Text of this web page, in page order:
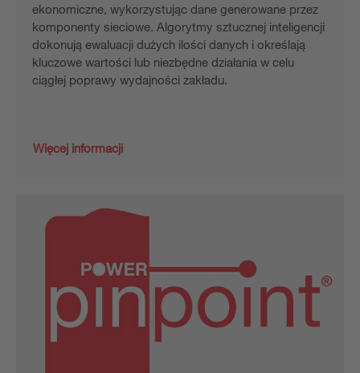
ekonomiczne, wykorzystując dane generowane przez
komponenty sieciowe. Algorytmy sztucznej inteligencji
dokonują ewaluacji dużych ilości danych i określają
kluczowe wartości lub niezbędne działania w celu
ciągłej poprawy wydajności zakładu.
Więcej informacji